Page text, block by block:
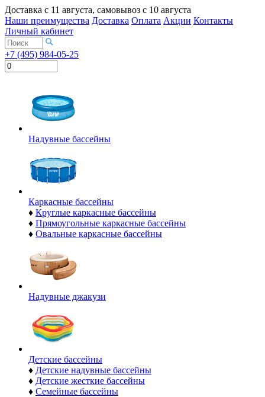
Доставка с 11 августа, самовывоз с 10 августа
Наши преимущества Доставка Оплата Акции Контакты
Личный кабинет
+7 (495) 984-05-25
Надувные бассейны
Каркасные бассейны
♦ Круглые каркасные бассейны
♦ Прямоугольные каркасные бассейны
♦ Овальные каркасные бассейны
Надувные джакузи
Детские бассейны
♦ Детские надувные бассейны
♦ Детские жесткие бассейны
♦ Семейные бассейны